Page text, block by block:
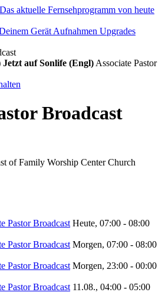
Gerät Aufnahmen Upgrades
Jetzt auf Sonlife (Engl) Associate Pastor
Broadcast
of Family Worship Center Church
Pastor Broadcast Heute, 07:00 - 08:00
Pastor Broadcast Morgen, 07:00 - 08:00
Pastor Broadcast Morgen, 23:00 - 00:00
Pastor Broadcast 11.08., 04:00 - 05:00